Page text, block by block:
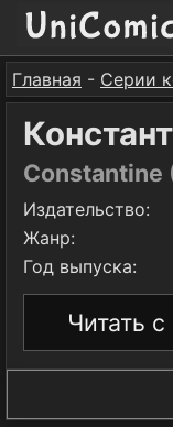
Главная - Серии
Constantine
Издательство:
Жанр:
Год выпуска:
Читать